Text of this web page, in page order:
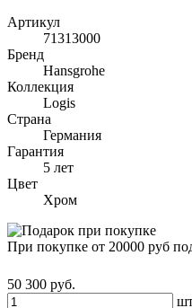
Артикул
71313000
Бренд
Hansgrohe
Коллекция
Logis
Страна
Германия
Гарантия
5 лет
Цвет
Хром
При покупке от 20000 руб
50 300 руб.